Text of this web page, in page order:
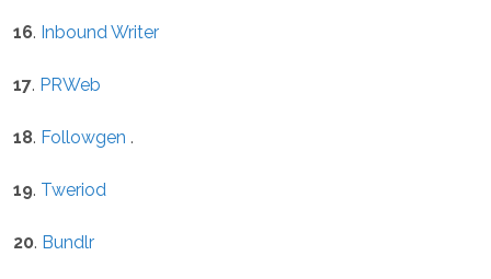
16. Inbound Writer
17. PRWeb
18. Followgen .
19. Tweriod
20. Bundlr